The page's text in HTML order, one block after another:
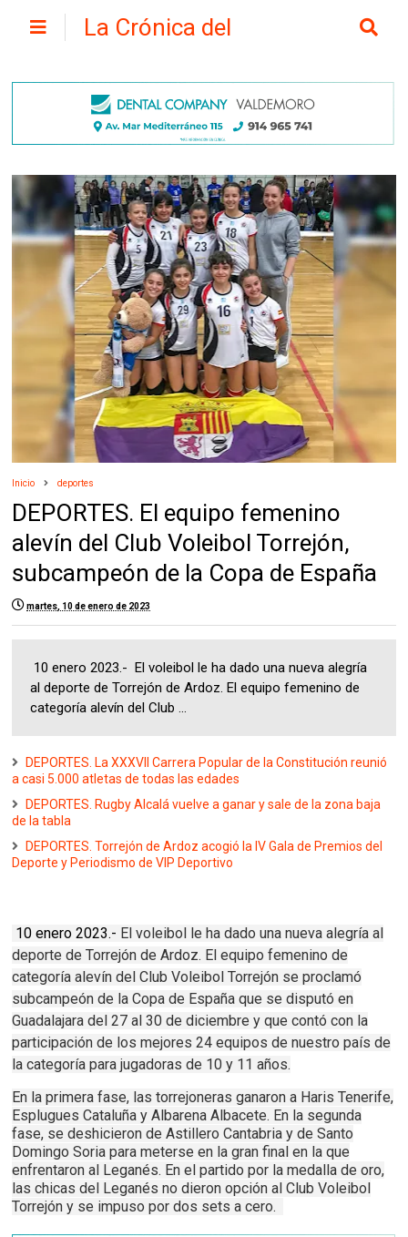
La Crónica del
Inicio deportes
DEPORTES. El equipo femenino
alevín del Club Voleibol Torrejón,
subcampeón de la Copa de España
martes, 10 de enero de 2023
10 enero 2023.- El voleibol le ha dado una nueva alegría
al deporte de Torrejón de Ardoz. El equipo femenino de
categoría alevín del Club ...
DEPORTES. La XXXVII Carrera Popular de la Constitución reunió
a casi 5.000 atletas de todas las edades
DEPORTES. Rugby Alcalá vuelve a ganar y sale de la zona baja
de la tabla
DEPORTES. Torrejón de Ardoz acogió la IV Gala de Premios del
Deporte y Periodismo de VIP Deportivo
10 enero 2023.- El voleibol le ha dado una nueva alegría al
deporte de Torrejón de Ardoz. El equipo femenino de
categoría alevín del Club Voleibol Torrejón se proclamó
subcampeón de la Copa de España que se disputó en
Guadalajara del 27 al 30 de diciembre y que contó con la
participación de los mejores 24 equipos de nuestro país de
la categoría para jugadoras de 10 y 11 años.
En la primera fase, las torrejoneras ganaron a Haris Tenerife,
Esplugues Cataluña y Albarena Albacete. En la segunda
fase, se deshicieron de Astillero Cantabria y de Santo
Domingo Soria para meterse en la gran final en la que
enfrentaron al Leganés. En el partido por la medalla de oro,
las chicas del Leganés no dieron opción al Club Voleibol
Torrejón y se impuso por dos sets a cero.